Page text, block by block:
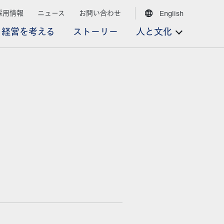
経営を考える ストーリー 人と文化
用情報 ニュース お問い合わせ English